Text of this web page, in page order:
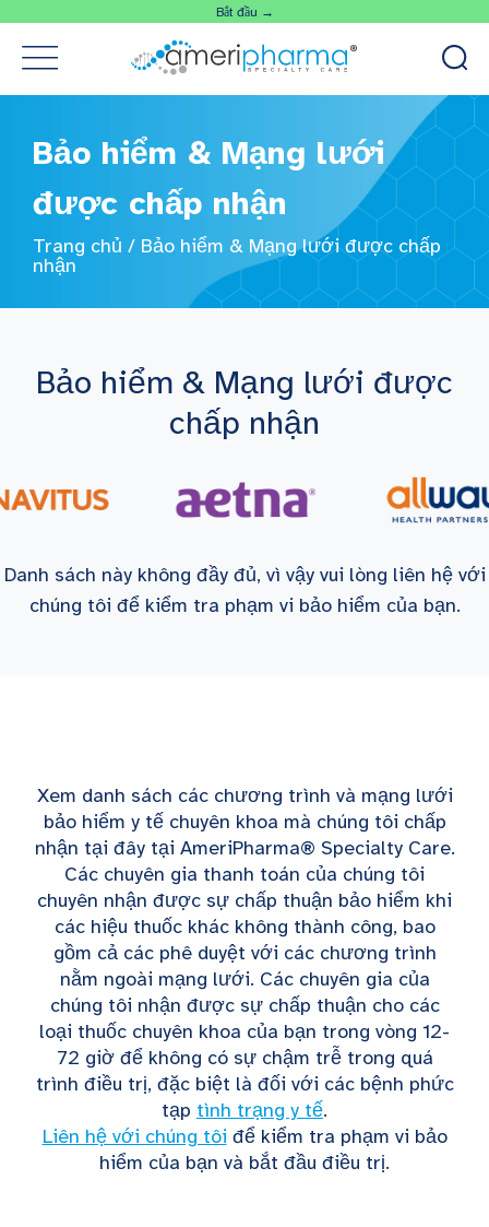
Bắt đầu →
Bảo hiểm & Mạng lưới
được chấp nhận
Trang chủ / Bảo hiểm & Mạng lưới được chấp
nhận
Bảo hiểm & Mạng lưới được
chấp nhận
Danh sách này không đầy đủ, vì vậy vui lòng liên hệ với
chúng tôi để kiểm tra phạm vi bảo hiểm của bạn.
Xem danh sách các chương trình và mạng lưới
bảo hiểm y tế chuyên khoa mà chúng tôi chấp
nhận tại đây tại AmeriPharma® Specialty Care.
Các chuyên gia thanh toán của chúng tôi
chuyên nhận được sự chấp thuận bảo hiểm khi
các hiệu thuốc khác không thành công, bao
gồm cả các phê duyệt với các chương trình
nằm ngoài mạng lưới. Các chuyên gia của
chúng tôi nhận được sự chấp thuận cho các
loại thuốc chuyên khoa của bạn trong vòng 12-
72 giờ để không có sự chậm trễ trong quá
trình điều trị, đặc biệt là đối với các bệnh phức
tạp tình trạng y tế.
Liên hệ với chúng tôi để kiểm tra phạm vi bảo
hiểm của bạn và bắt đầu điều trị.